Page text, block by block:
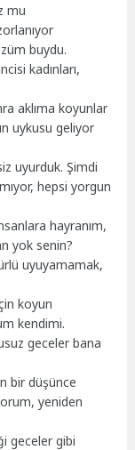
mu
buydu.
kadınları,
aklıma koyunlar
uykusu geliyor
uyurduk. Şimdi
hepsi yorgun
hayranım,
yok senin?
uyuyamamak,
koyun
kendimi.
geceler bana
bir düşünce
yeniden
geceler gibi